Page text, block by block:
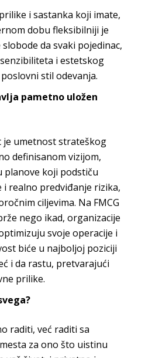
i sastanka koji imate,
dobu fleksibilniji je
da svaki pojedinac,
i estetskog
stil odevanja.
pametno uložen
je umetnost strateškog
definisanom vizijom,
planove koji podstiču
realno predviđanje rizika,
ciljevima. Na FMCG
nego ikad, organizacije
svoje operacije i
biće u najboljoj poziciji
i da rastu, pretvarajući
e prilike.
raditi, već raditi sa
za ono što uistinu